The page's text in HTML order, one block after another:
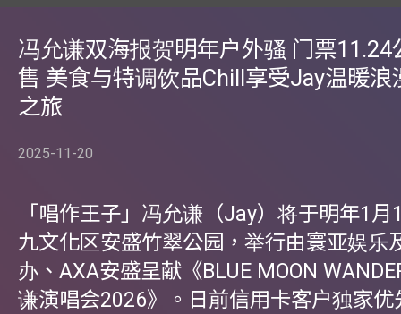
冯允谦双海报贺明年户外骚 门票11.24
售 美食与特调饮品Chill享受Jay温暖浪
之旅
2025-11-20
「唱作王子」冯允谦（Jay）将于明年1
九文化区安盛竹翠公园，举行由寰亚娱乐
办、AXA安盛呈献《BLUE MOON
谦演唱会2026》。日前信用卡客户独家优